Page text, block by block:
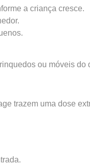
a criança cresce.
ou móveis do
trazem uma dose